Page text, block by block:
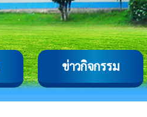
ข่าวกิจกรรม